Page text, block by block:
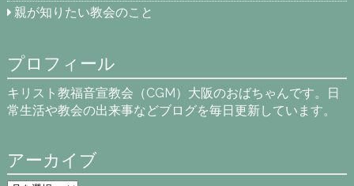
親が知りたい教会のこと
プロフィール
キリスト教福音宣教会（CGM）大阪のおばちゃんです。日
常生活や教会の出来事などブログを毎日更新しています。
アーカイブ